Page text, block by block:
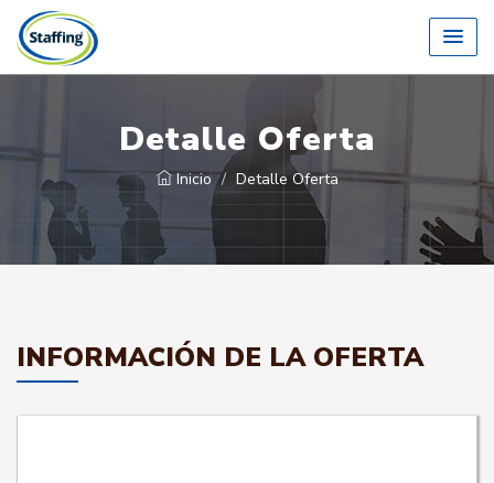
Detalle Oferta
Inicio Detalle Oferta
INFORMACIÓN DE LA OFERTA